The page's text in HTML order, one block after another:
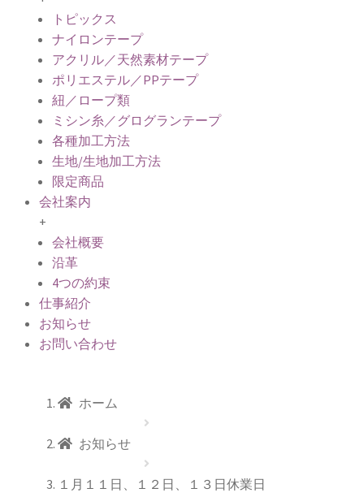
トピックス
ナイロンテープ
アクリル／天然素材テープ
ポリエステル／PPテープ
紐／ロープ類
ミシン糸／グログランテープ
各種加工方法
生地/生地加工方法
限定商品
会社案内
+
会社概要
沿革
4つの約束
仕事紹介
お知らせ
お問い合わせ
ホーム
お知らせ
１月１１日、１２日、１３日休業日